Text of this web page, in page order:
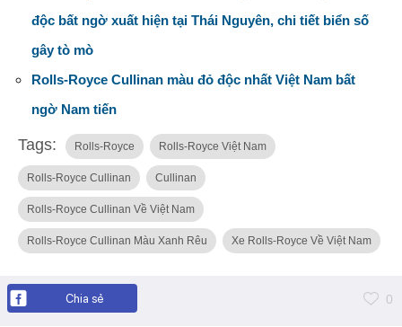
độc bất ngờ xuất hiện tại Thái Nguyên, chi tiết biển số
gây tò mò
Rolls-Royce Cullinan màu đỏ độc nhất Việt Nam bất
ngờ Nam tiến
Tags: Rolls-Royce Rolls-Royce Việt Nam
Rolls-Royce Cullinan Cullinan
Rolls-Royce Cullinan Về Việt Nam
Rolls-Royce Cullinan Màu Xanh Rêu Xe Rolls-Royce Về Việt Nam
Chia sẻ 0